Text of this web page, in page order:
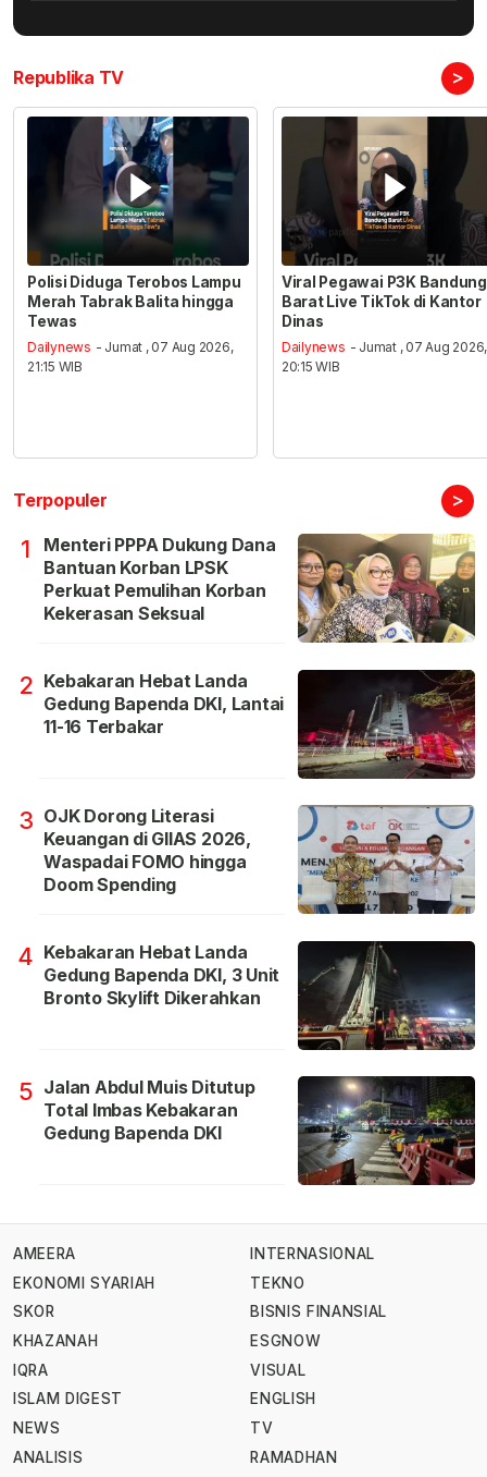
Republika TV >
Polisi Diduga Terobos Lampu
Merah Tabrak Balita hingga
Tewas
Dailynews - Jumat , 07 Aug 2026,
21:15 WIB
Viral Pegawai P3K Bandung
Barat Live TikTok di Kantor
Dinas
Dailynews - Jumat , 07 Aug 2026,
20:15 WIB
Terpopuler >
1
Menteri PPPA Dukung Dana
Bantuan Korban LPSK
Perkuat Pemulihan Korban
Kekerasan Seksual
2 Kebakaran Hebat Landa
Gedung Bapenda DKI, Lantai
11-16 Terbakar
3 OJK Dorong Literasi
Keuangan di GIIAS 2026,
Waspadai FOMO hingga
Doom Spending
4 Kebakaran Hebat Landa
Gedung Bapenda DKI, 3 Unit
Bronto Skylift Dikerahkan
5 Jalan Abdul Muis Ditutup
Total Imbas Kebakaran
Gedung Bapenda DKI
AMEERA
EKONOMI SYARIAH
SKOR
KHAZANAH
IQRA
ISLAM DIGEST
NEWS
ANALISIS
INTERNASIONAL
TEKNO
BISNIS FINANSIAL
ESGNOW
VISUAL
ENGLISH
TV
RAMADHAN